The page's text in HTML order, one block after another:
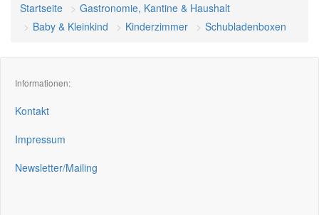
Startseite
Gastronomie, Kantine & Haushalt
Baby & Kleinkind
Kinderzimmer Schubladenboxen
Informationen:
Kontakt
Impressum
Newsletter/Mailing